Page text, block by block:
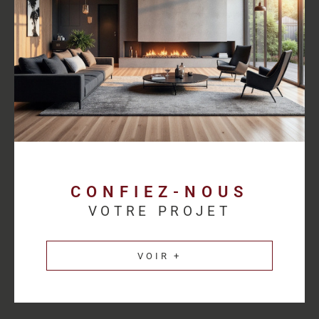
Découvrez lesannonces immobilières professionnelles au
Havreet bénéficiez d’un accompagnement sur mesure pour
concrétiser votre projet.
Une estimation
immobilière précise pour
parfaite connaissance du marché et des spécificités de chaque
secteur d’activité. HM Immo-Pro réalise des estimations fiables
CONFIEZ-NOUS
VOTRE PROJET
VOIR +